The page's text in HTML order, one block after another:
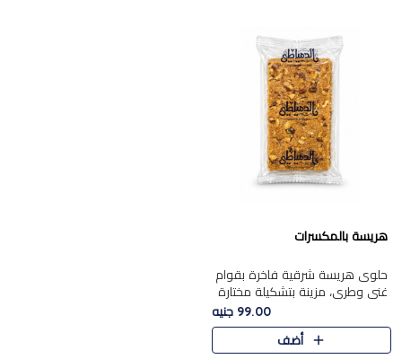
هريسة بالمكسرات
حلوى هريسة شرقية فاخرة بقوام
غني وطري، مزينة بتشكيلة مختارة
من المكسرات الفاخرة التي تضيف
قرمشة مميزة ونكهة غنية في كل
قطعة. تجمع بين المذاق..
99.00 جنيه
أضف